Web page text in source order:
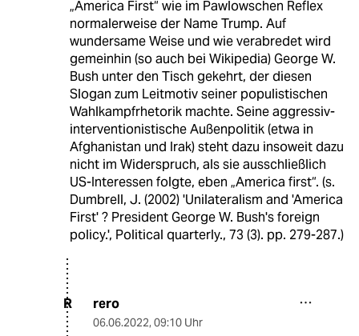
„America First“ wie im Pawlowschen Reflex
normalerweise der Name Trump. Auf
wundersame Weise und wie verabredet wird
gemeinhin (so auch bei Wikipedia) George W.
Bush unter den Tisch gekehrt, der diesen
Slogan zum Leitmotiv seiner populistischen
Wahlkampfrhetorik machte. Seine aggressiv-
interventionistische Außenpolitik (etwa in
Afghanistan und Irak) steht dazu insoweit dazu
nicht im Widerspruch, als sie ausschließlich
US-Interessen folgte, eben „America first“. (s.
Dumbrell, J. (2002) 'Unilateralism and 'America
First' ? President George W. Bush's foreign
policy.', Political quarterly., 73 (3). pp. 279-287.)
R rero
06.06.2022, 09:10 Uhr